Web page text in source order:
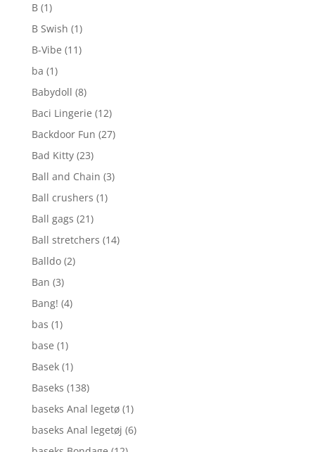
B (1)
B Swish (1)
B-Vibe (11)
ba (1)
Babydoll (8)
Baci Lingerie (12)
Backdoor Fun (27)
Bad Kitty (23)
Ball and Chain (3)
Ball crushers (1)
Ball gags (21)
Ball stretchers (14)
Balldo (2)
Ban (3)
Bang! (4)
bas (1)
base (1)
Basek (1)
Baseks (138)
baseks Anal legetø (1)
baseks Anal legetøj (6)